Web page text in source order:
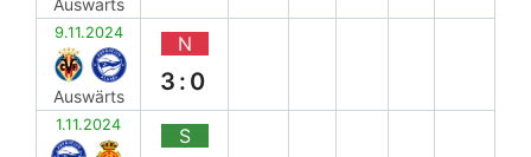
9.11.2024
Auswärts
N
3:0
1.11.2024 S